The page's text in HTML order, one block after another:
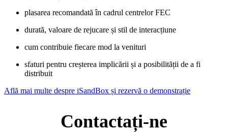
plasarea recomandată în cadrul centrelor FEC
durată, valoare de rejucare și stil de interacțiune
cum contribuie fiecare mod la venituri
sfaturi pentru creșterea implicării și a posibilității de a fi
distribuit
Află mai multe despre iSandBox și rezervă o demonstrație
Contactați-ne